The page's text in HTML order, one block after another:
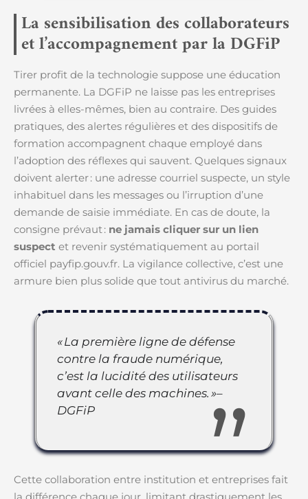
La sensibilisation des collaborateurs
et l’accompagnement par la DGFiP
Tirer profit de la technologie suppose une éducation
permanente. La DGFiP ne laisse pas les entreprises
livrées à elles-mêmes, bien au contraire. Des guides
pratiques, des alertes régulières et des dispositifs de
formation accompagnent chaque employé dans
l’adoption des réflexes qui sauvent. Quelques signaux
doivent alerter : une adresse courriel suspecte, un style
inhabituel dans les messages ou l’irruption d’une
demande de saisie immédiate. En cas de doute, la
consigne prévaut : ne jamais cliquer sur un lien
suspect et revenir systématiquement au portail
officiel payfip.gouv.fr. La vigilance collective, c’est une
armure bien plus solide que tout antivirus du marché.
« La première ligne de défense
contre la fraude numérique,
c’est la lucidité des utilisateurs
avant celle des machines. »–
DGFiP
Cette collaboration entre institution et entreprises fait